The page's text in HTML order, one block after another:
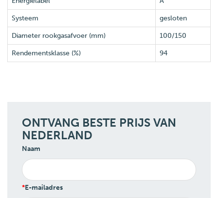
Systeem gesloten
Diameter rookgasafvoer (mm) 100/150
Rendementsklasse (%) 94
ONTVANG BESTE PRIJS VAN
NEDERLAND
Naam
E-mailadres